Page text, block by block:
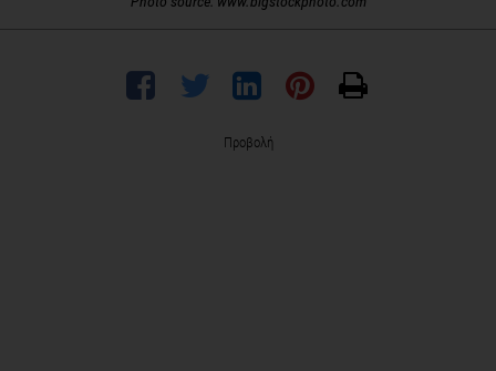
Προβολή